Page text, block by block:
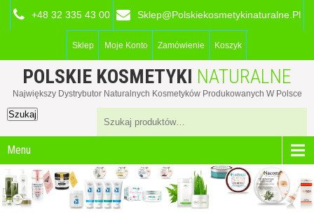
+48 32 335 43 00 Sklep@polskiekosmetykinaturalne.pl
Sklep Moje Konto Zamówienie Koszyk
POLSKIE KOSMETYKI NATURALNE
Największy Dystrybutor Naturalnych Kosmetyków Produkowanych W Polsce
Szukaj
Menu